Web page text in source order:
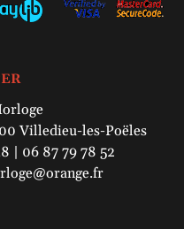
Villedieu-les-Poëles
| 06 87 79 78 52